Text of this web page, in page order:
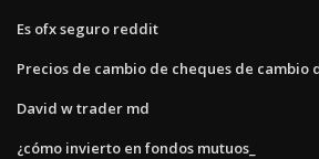
Es ofx seguro reddit
Precios de cambio de cheques de cambio
David w trader md
¿cómo invierto en fondos mutuos_